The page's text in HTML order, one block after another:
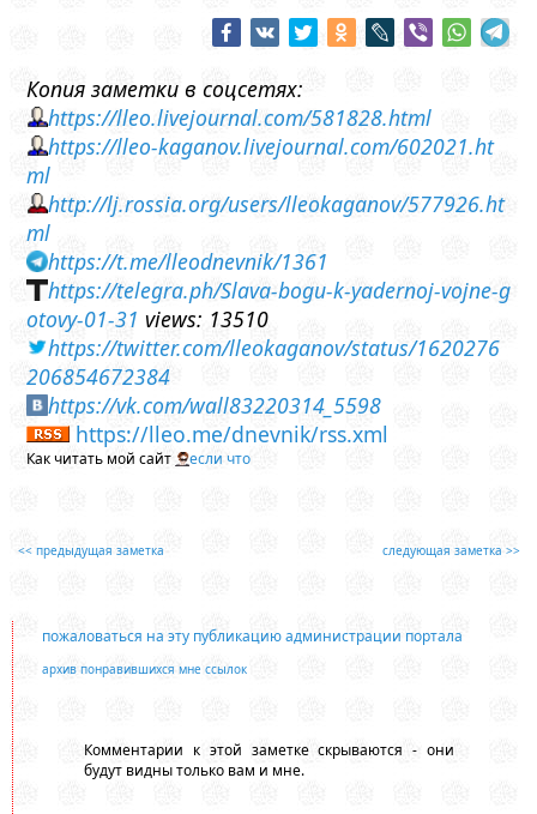
Копия заметки в соцсетях:
https://lleo.livejournal.com/581828.html
https://lleo-kaganov.livejournal.com/602021.ht
ml
http://lj.rossia.org/users/lleokaganov/577926.ht
ml
https://t.me/lleodnevnik/1361
https://telegra.ph/Slava-bogu-k-yadernoj-vojne-g
otovy-01-31 views: 13510
https://twitter.com/lleokaganov/status/1620276
206854672384
https://vk.com/wall83220314_5598
https://lleo.me/dnevnik/rss.xml
Как читать мой сайт если что
<< предыдущая заметка следующая заметка >>
пожаловаться на эту публикацию администрации портала
архив понравившихся мне ссылок
Комментарии к этой заметке скрываются - они
будут видны только вам и мне.